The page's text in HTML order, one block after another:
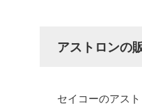
アストロンの
セイコーのアス